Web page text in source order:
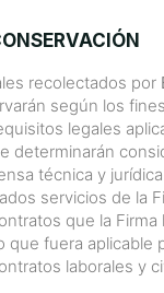
recolectados por
según los
legales
determinarán
técnica y
servicios de la
que la Firma
que fuera aplicable
laborales y